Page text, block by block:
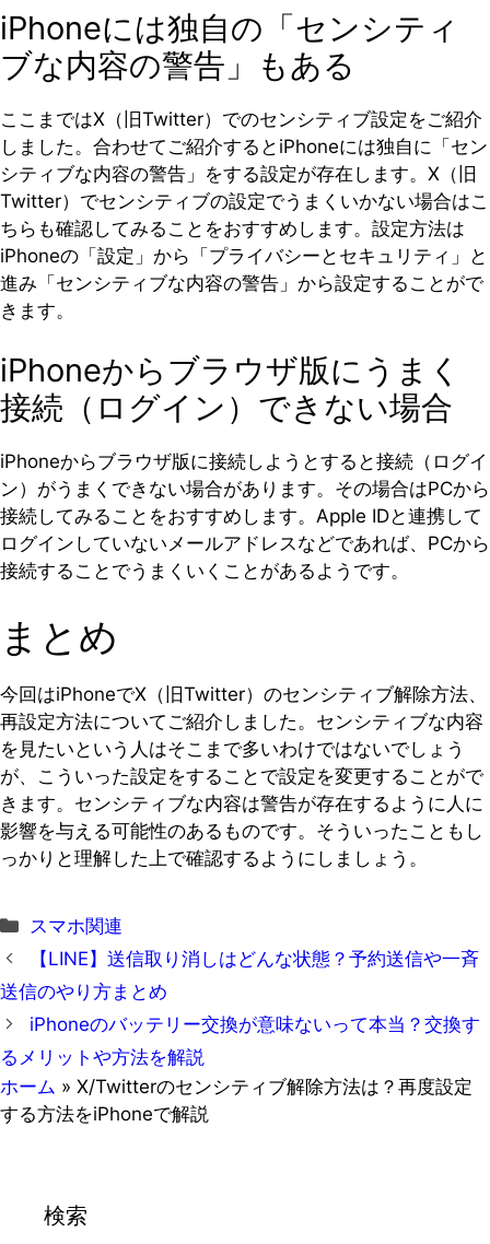
iPhoneには独自の「センシティ
ブな内容の警告」もある
ここまではX（旧Twitter）でのセンシティブ設定をご紹介
しました。合わせてご紹介するとiPhoneには独自に「セン
シティブな内容の警告」をする設定が存在します。X（旧
Twitter）でセンシティブの設定でうまくいかない場合はこ
ちらも確認してみることをおすすめします。設定方法は
iPhoneの「設定」から「プライバシーとセキュリティ」と
進み「センシティブな内容の警告」から設定することがで
きます。
iPhoneからブラウザ版にうまく
接続（ログイン）できない場合
iPhoneからブラウザ版に接続しようとすると接続（ログイ
ン）がうまくできない場合があります。その場合はPCから
接続してみることをおすすめします。Apple IDと連携して
ログインしていないメールアドレスなどであれば、PCから
接続することでうまくいくことがあるようです。
まとめ
今回はiPhoneでX（旧Twitter）のセンシティブ解除方法、
再設定方法についてご紹介しました。センシティブな内容
を見たいという人はそこまで多いわけではないでしょう
が、こういった設定をすることで設定を変更することがで
きます。センシティブな内容は警告が存在するように人に
影響を与える可能性のあるものです。そういったこともし
っかりと理解した上で確認するようにしましょう。
カ
テ
リ
ー
スマホ関連
【LINE】送信取り消しはどんな状態？予約送信や一斉
送信のやり方まとめ
iPhoneのバッテリー交換が意味ないって本当？交換す
るメリットや方法を解説
ホーム » X/Twitterのセンシティブ解除方法は？再度設定
する方法をiPhoneで解説
検索